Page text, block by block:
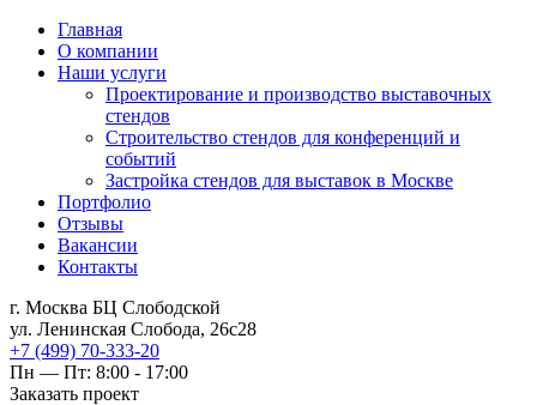
Главная
О компании
Наши услуги
Проектирование и производство выставочных
стендов
Строительство стендов для конференций и
событий
Застройка стендов для выставок в Москве
Портфолио
Отзывы
Вакансии
Контакты
г. Москва БЦ Слободской
ул. Ленинская Слобода, 26с28
+7 (499) 70-333-20
Пн — Пт: 8:00 - 17:00
Заказать проект